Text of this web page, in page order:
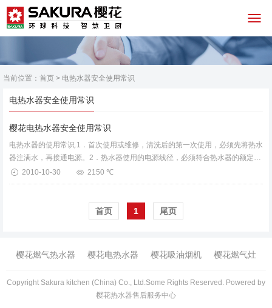
当前位置： 首页 > 电热水器安全使用常识
电热水器安全使用常识
樱花电热水器安全使用常识
电热水器的使用常识.1．首次使用或维修，清洗后的第一次使用，必须先将热水
器注满水，再接通电源。2．热水器使用的电源线径，必须符合热水器的额定电
流值要求。3．电源插座必须有可靠的接地线。4．严禁湿手拔电...
2010-10-30 2150 ℃
首页 1 尾页
樱花燃气热水器 樱花电热水器 樱花吸油烟机 樱花燃气灶
Copyright Sakura kitchen (China) Co., Ltd.Some Rights Reserved. Powered by
樱花热水器售后服务中心